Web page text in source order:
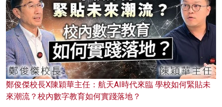
鄭俊傑校長X陳穎華主任：航天AI時代來臨 學校如何緊貼未
來潮流？校內數字教育如何實踐落地？